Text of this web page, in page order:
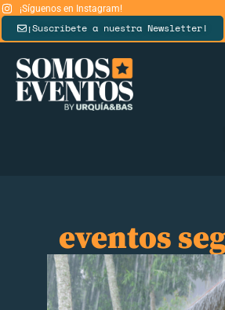
¡Síguenos en Instagram!
¡Suscríbete a nuestra Newsletter!
eventos